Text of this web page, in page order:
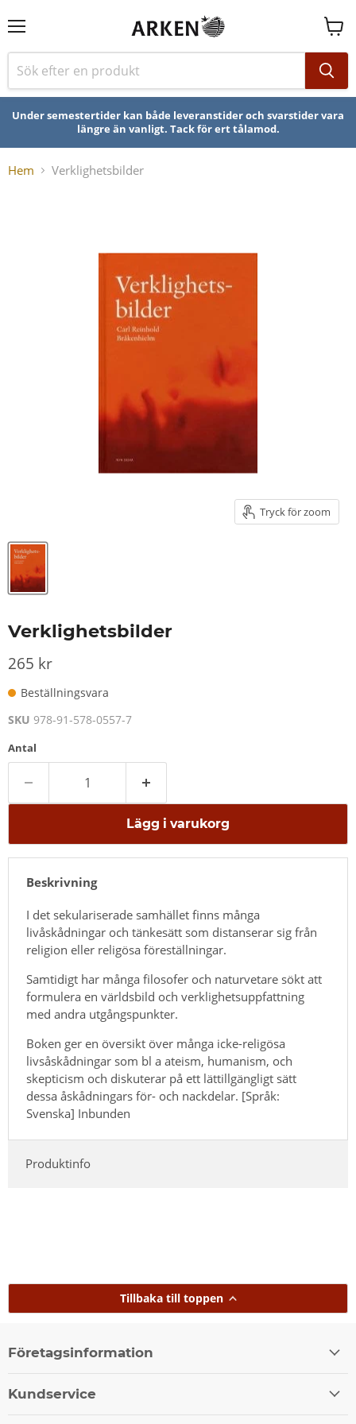
Se
Under semestertider kan både leveranstider och svarstider vara
längre än vanligt. Tack för ert tålamod.
Hem Verklighetsbilder
Tryck för zoom
Verklighetsbilder
265 kr
Beställningsvara
SKU 978-91-578-0557-7
Antal
Lägg i varukorg
Beskrivning
I det sekulariserade samhället finns många
livåskådningar och tänkesätt som distanserar sig från
religion eller religösa föreställningar.
Samtidigt har många filosofer och naturvetare sökt att
formulera en världsbild och verklighetsuppfattning
med andra utgångspunkter.
Boken ger en översikt över många icke-religösa
livsåskådningar som bl a ateism, humanism, och
skepticism och diskuterar på ett lättillgängligt sätt
dessa åskådningars för- och nackdelar. [Språk:
Svenska] Inbunden
Produktinfo
Tillbaka till toppen
Företagsinformation
Kundservice